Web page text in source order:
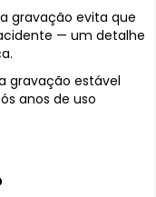
gravação evita que
— um detalhe
gravação estável
anos de uso